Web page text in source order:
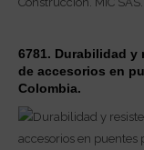
6781. Durabilidad
de accesorios en
Colombia.